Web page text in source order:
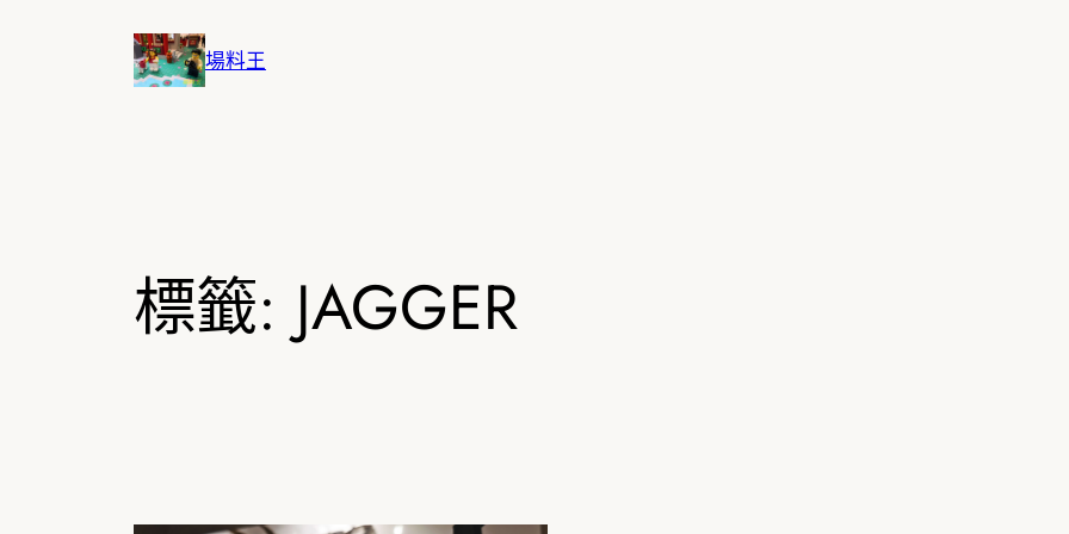
場料王
標籤: JAGGER